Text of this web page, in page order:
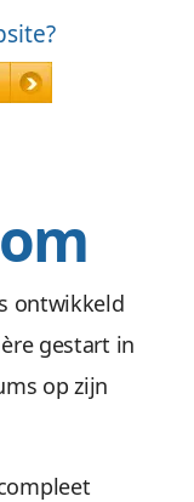
ontwikkeld
gestart in
op zijn